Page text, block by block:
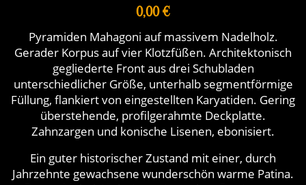
0,00 €
Pyramiden Mahagoni auf massivem Nadelholz.
Gerader Korpus auf vier Klotzfüßen. Architektonisch
gegliederte Front aus drei Schubladen
unterschiedlicher Größe, unterhalb segmentförmige
Füllung, flankiert von eingestellten Karyatiden. Gering
überstehende, profilgerahmte Deckplatte.
Zahnzargen und konische Lisenen, ebonisiert.
Ein guter historischer Zustand mit einer, durch
Jahrzehnte gewachsene wunderschön warme Patina.